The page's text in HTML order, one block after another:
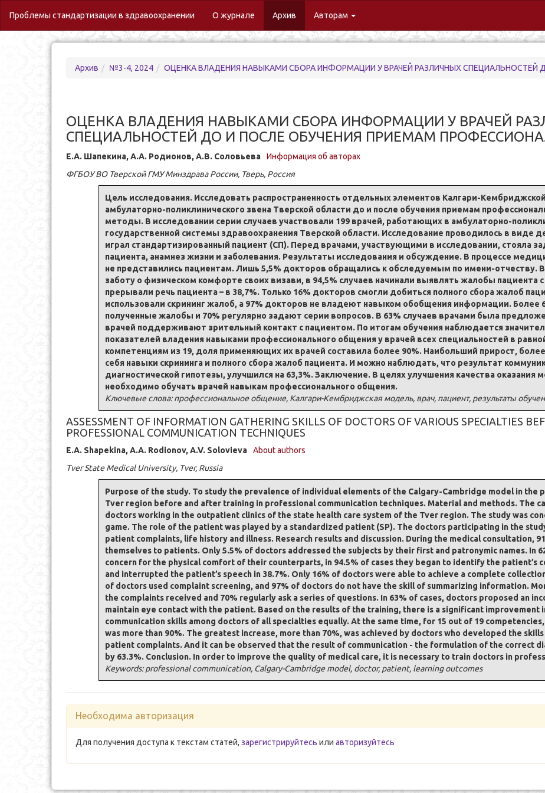
Проблемы стандартизации в здравоохранении О журнале (current)
Архив Авторам
Архив №3-4, 2024 ОЦЕНКА ВЛАДЕНИЯ НАВЫКАМИ СБОРА ИНФОРМАЦИИ У ВРАЧЕЙ РАЗЛИЧНЫХ СПЕЦИАЛЬНОСТЕЙ ДО И ПОСЛЕ
ОЦЕНКА ВЛАДЕНИЯ НАВЫКАМИ СБОРА ИНФОРМАЦИИ У ВРАЧЕЙ
СПЕЦИАЛЬНОСТЕЙ ДО И ПОСЛЕ ОБУЧЕНИЯ ПРИЕМАМ
Е.А. Шапекина, А.А. Родионов, А.В. Соловьева
Информация об авторах
ФГБОУ ВО Тверской ГМУ Минздрава России, Тверь, Россия
Цель исследования. Исследовать распространенность отдельных элементов Калгари-
амбулаторно-поликлинического звена Тверской области до и после обучения приемам
методы. В исследовании серии случаев участвовали 199 врачей, работающих в амбулаторно-
государственной системы здравоохранения Тверской области. Исследование проводилось в виде
играл стандартизированный пациент (СП). Перед врачами, участвующими в исследовании, стояла
пациента, анамнез жизни и заболевания. Результаты исследования и обсуждение. В процессе
не представились пациентам. Лишь 5,5% докторов обращались к обследуемым по имени-отчеству. В
заботу о физическом комфорте своих визави, в 94,5% случаев начинали выявлять жалобы пациента
прерывали речь пациента – в 38,7%. Только 16% докторов смогли добиться полного сбора жалоб
использовали скрининг жалоб, а 97% докторов не владеют навыком обобщения информации. Более
полученные жалобы и 70% регулярно задают серии вопросов. В 63% случаев врачами была
врачей поддерживают зрительный контакт с пациентом. По итогам обучения наблюдается
показателей владения навыками профессионального общения у врачей всех специальностей в
компетенциям из 19, доля применяющих их врачей составила более 90%. Наибольший прирост,
себя навыки скрининга и полного сбора жалоб пациента. И можно наблюдать, что результат
диагностической гипотезы, улучшился на 63,3%. Заключение. В целях улучшения качества оказания
необходимо обучать врачей навыкам профессионального общения.
Ключевые слова: профессиональное общение, Калгари-Кембриджская модель, врач, пациент, результаты
ASSESSMENT OF INFORMATION GATHERING SKILLS OF DOCTORS OF VARIOUS SPECIALTIES
PROFESSIONAL COMMUNICATION TECHNIQUES
E.A. Shapekina, A.A. Rodionov, A.V. Solovieva
About authors
Tver State Medical University, Tver, Russia
Purpose of the study. To study the prevalence of individual elements of the Calgary-Cambridge model in
Tver region before and after training in professional communication techniques. Material and methods. The
doctors working in the outpatient clinics of the state health care system of the Tver region. The study was
game. The role of the patient was played by a standardized patient (SP). The doctors participating in the
patient complaints, life history and illness. Research results and discussion. During the medical consultation,
themselves to patients. Only 5.5% of doctors addressed the subjects by their first and patronymic names. In
concern for the physical comfort of their counterparts, in 94.5% of cases they began to identify the patient’s
and interrupted the patient’s speech in 38.7%. Only 16% of doctors were able to achieve a complete
of doctors used complaint screening, and 97% of doctors do not have the skill of summarizing information.
the complaints received and 70% regularly ask a series of questions. In 63% of cases, doctors proposed an
maintain eye contact with the patient. Based on the results of the training, there is a significant improvement
communication skills among doctors of all specialties equally. At the same time, for 15 out of 19
was more than 90%. The greatest increase, more than 70%, was achieved by doctors who developed the
patient complaints. And it can be observed that the result of communication - the formulation of the correct
by 63.3%. Conclusion. In order to improve the quality of medical care, it is necessary to train doctors in
Keywords: professional communication, Calgary-Cambridge model, doctor, patient, learning outcomes
Необходима авторизация
Для получения доступа к текстам статей, зарегистрируйтесь или авторизуйтесь